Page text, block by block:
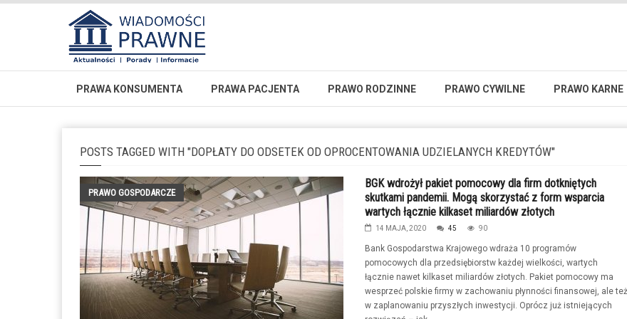
PRAWA KONSUMENTA PRAWA PACJENTA PRAWO RODZINNE PRAWO CYWILNE PRAWO KARNE
POSTS TAGGED WITH "DOPŁATY DO ODSETEK OD OPROCENTOWANIA UDZIELANYCH KREDYTÓW"
PRAWO GOSPODARCZE
BGK wdrożył pakiet pomocowy dla firm dotkniętych
skutkami pandemii. Mogą skorzystać z form wsparcia
wartych łącznie kilkaset miliardów złotych
14 MAJA, 2020 45 90
Bank Gospodarstwa Krajowego wdraża 10 programów
pomocowych dla przedsiębiorstw każdej wielkości, wartych
łącznie nawet kilkaset miliardów złotych. Pakiet pomocowy ma
wesprzeć polskie firmy w zachowaniu płynności finansowej, ale też
w zaplanowaniu przyszłych inwestycji. Oprócz już istniejących